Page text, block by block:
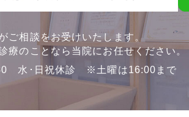
ご相談をお受けいたします。
療のことなら当院にお任せください。
水･日祝休診 ※土曜は16:00まで